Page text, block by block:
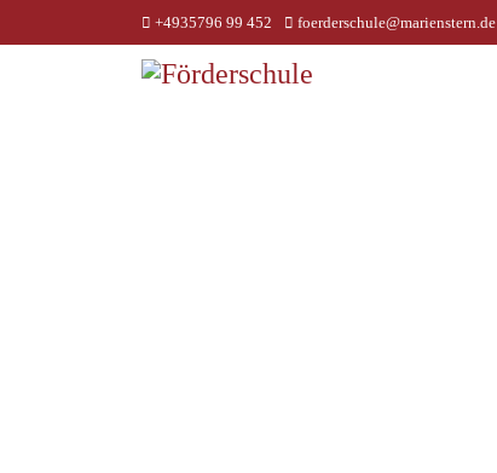
+4935796 99 452 foerderschule@marienstern.de